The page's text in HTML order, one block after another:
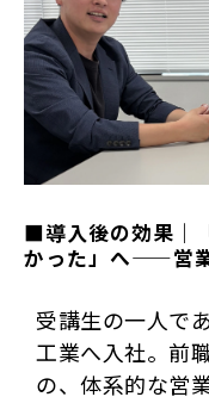
■導入後の効果｜
かった」へ——営
受講生の一人で
工業へ入社。前
の、体系的な営